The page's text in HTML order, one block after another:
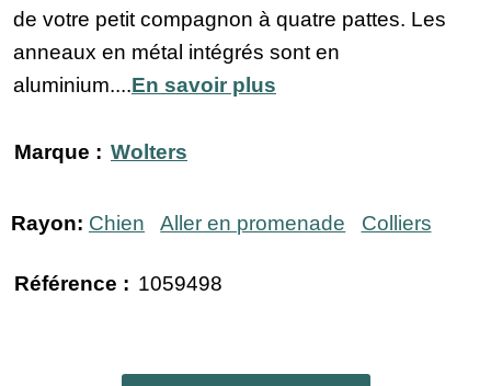
de votre petit compagnon à quatre pattes. Les
anneaux en métal intégrés sont en
aluminium....En savoir plus
Marque : Wolters
Rayon: Chien Aller en promenade Colliers
Référence : 1059498